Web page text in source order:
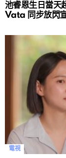
池睿恩生日當天
Vata 同步放閃
電視